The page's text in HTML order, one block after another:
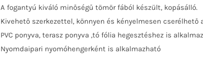
A fogantyú kiváló minőségű tömör fából készült, kopásálló.
Kivehető szerkezettel, könnyen és kényelmesen cserélhető
PVC ponyva, terasz ponyva ,tó fólia hegesztéshez is
Nyomdaipari nyomóhengerként is alkalmazható